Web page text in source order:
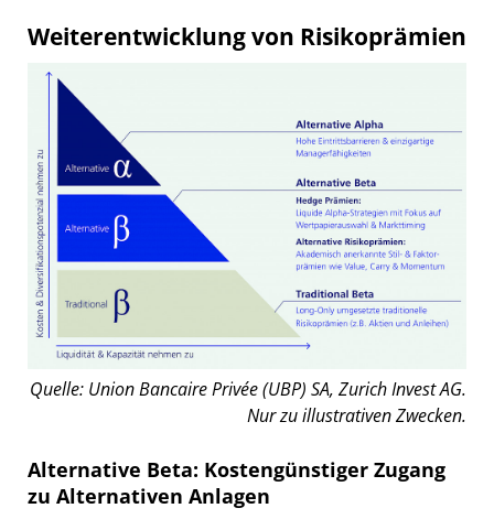
Weiterentwicklung von Risikoprämien
Quelle: Union Bancaire Privée (UBP) SA, Zurich Invest AG.
Nur zu illustrativen Zwecken.
Alternative Beta: Kostengünstiger Zugang
zu Alternativen Anlagen